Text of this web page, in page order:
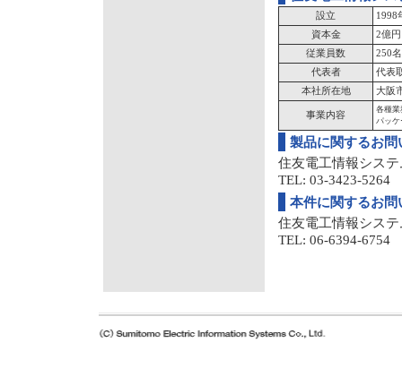
設立
1998
資本金
2億
従業員数
250名
代表者
代表
本社所在地
大阪
事業内容
各種業
パッ
製品に関するお問
住友電工情報シス
TEL: 03-3423-5264
本件に関するお問
住友電工情報シス
TEL: 06-6394-6754